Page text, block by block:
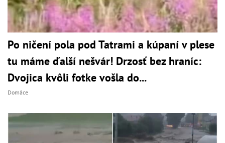
Po ničení pola pod Tatrami a kúpaní v plese
tu máme ďalší nešvár! Drzosť bez hraníc:
Dvojica kvôli fotke vošla do...
Domáce